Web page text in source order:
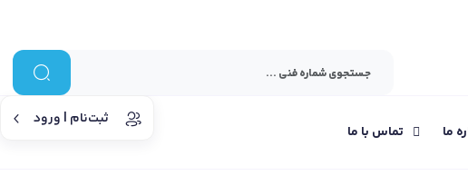
ثبت‌نام | ورود
ما تماس با ما